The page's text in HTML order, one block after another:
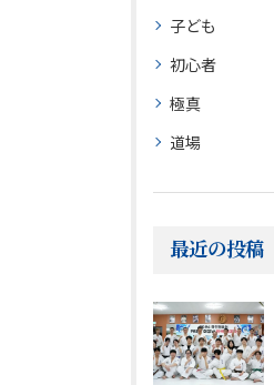
子ども
初心者
極真
道場
最近の投稿